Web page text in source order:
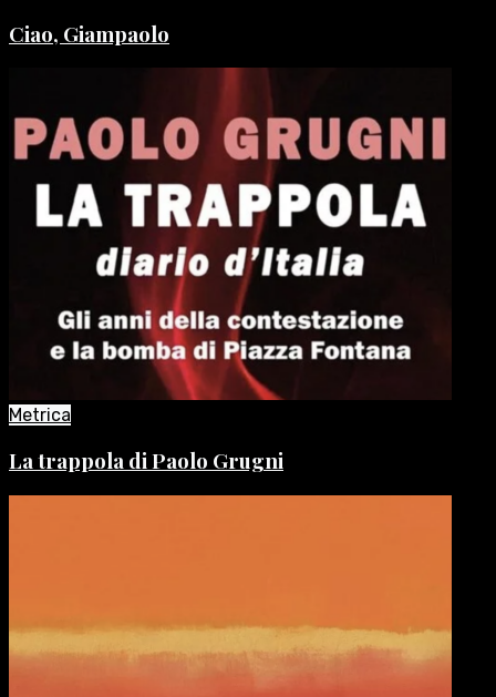
Ciao, Giampaolo
Metrica
La trappola di Paolo Grugni